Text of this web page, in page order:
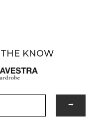
⭢
KNOW